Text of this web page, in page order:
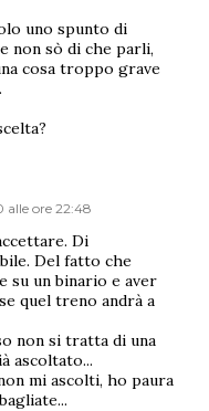
uno spunto di
non sò di che parli,
cosa troppo grave
alle ore 22:48
Di
Del fatto che
su un binario e aver
quel treno andrà a
non si tratta di una
ascoltato...
mi ascolti, ho paura